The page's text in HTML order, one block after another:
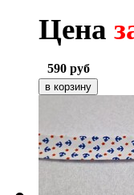
Цена
590 руб